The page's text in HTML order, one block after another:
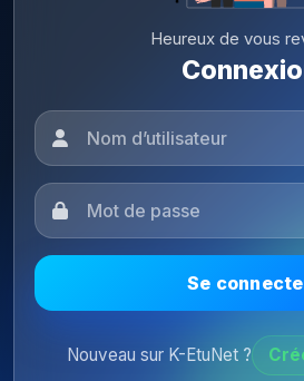
Heureux de vous
Se
Nouveau sur K-EtuNet ?